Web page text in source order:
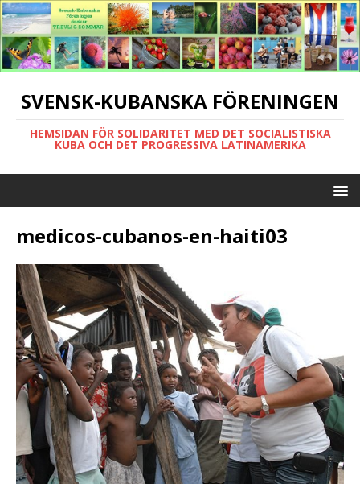
SVENSK-KUBANSKA FÖRENINGEN
HEMSIDAN FÖR SOLIDARITET MED DET SOCIALISTISKA
KUBA OCH DET PROGRESSIVA LATINAMERIKA
medicos-cubanos-en-haiti03